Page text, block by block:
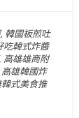
, 韓國板煎吐
吃韓式炸醬
, 高雄雄商附
高雄韓國炸
式美食推